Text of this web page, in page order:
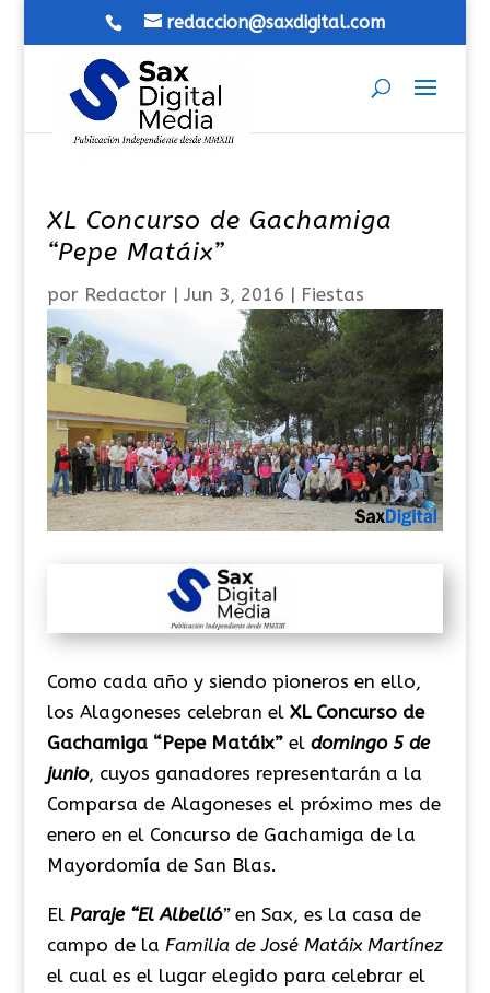
redaccion@saxdigital.com
XL Concurso de Gachamiga
“Pepe Matáix”
por Redactor| Jun 3, 2016 | Fiestas
Como cada año y siendo pioneros en ello,
los Alagoneses celebran el XL Concurso de
Gachamiga “Pepe Matáix”el domingo 5 de
junio, cuyos ganadores representarán a la
Comparsa de Alagoneses el próximo mes de
enero en el Concurso de Gachamiga de la
Mayordomía de San Blas.
El Paraje “El Albelló”en Sax, es la casa de
campo de la Familia de José Matáix Martínez
el cual es el lugar elegido para celebrar el